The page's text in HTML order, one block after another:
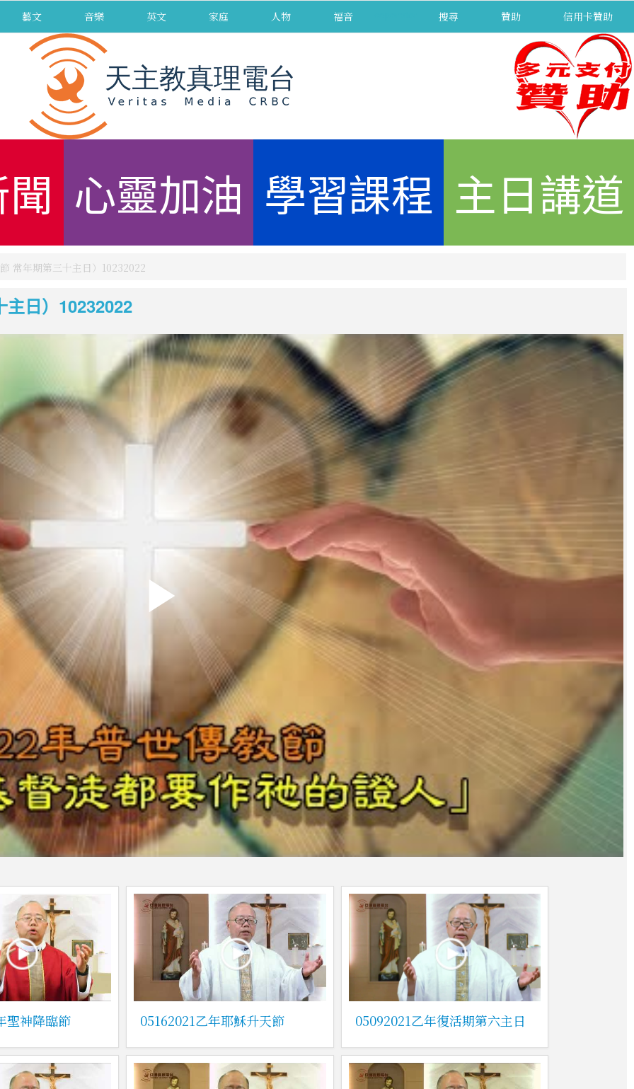
藝文 音樂 英文 家庭 人物 福音 搜尋 贊助 信用卡贊助
心靈加油 學習課程 主日講道
常年期第三十主日）10232022
日）10232022
聖神降臨節 05162021乙年耶穌升天節 05092021乙年復活期第六主日